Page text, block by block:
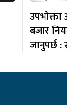
बजार
जानुपर्छ